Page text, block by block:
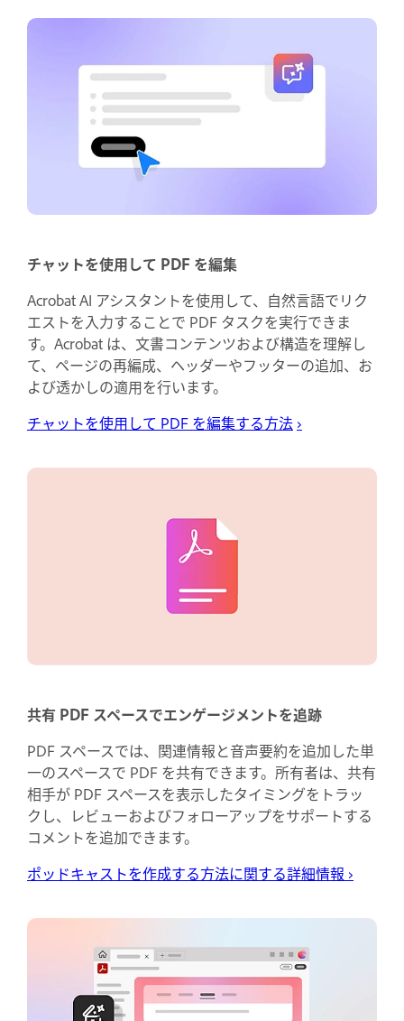
チャットを使用して PDF を編集
Acrobat AI アシスタントを使用して、自然言語でリク
エストを入力することで PDF タスクを実行できま
す。Acrobat は、文書コンテンツおよび構造を理解し
て、ページの再編成、ヘッダーやフッターの追加、お
よび透かしの適用を行います。
チャットを使用して PDF を編集する方法 ›
共有 PDF スペースでエンゲージメントを追跡
PDF スペースでは、関連情報と音声要約を追加した単
一のスペースで PDF を共有できます。所有者は、共有
相手が PDF スペースを表示したタイミングをトラッ
クし、レビューおよびフォローアップをサポートする
コメントを追加できます。
ポッドキャストを作成する方法に関する詳細情報 ›